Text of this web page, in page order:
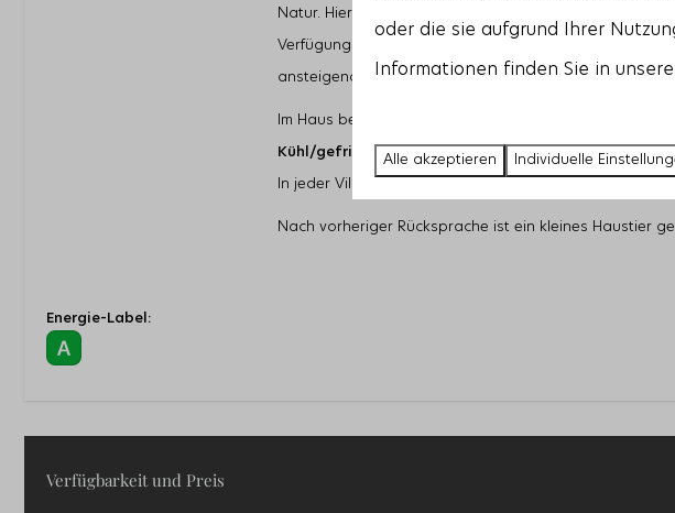
Natur. Hier stehen Ihnen ein großer Esstisch und
Verfügung. Der großzügige Garten grenzt an eine
ansteigende Dünen, Strandhafer und Dünensträucher
Im Haus befindet sich ein Abstellraum mit einer
Kühl/gefrierschrank . Ihnen stehen zwei Parkplätze zur
In jeder Villa gibt es ein Standard-Kinderbett und einen
Nach vorheriger Rücksprache ist ein kleines Haustier
Energie-Label:
Verfügbarkeit und Preis
oder die sie aufgrund Ihrer
Informationen finden Sie in
Alle akzeptieren Individuelle